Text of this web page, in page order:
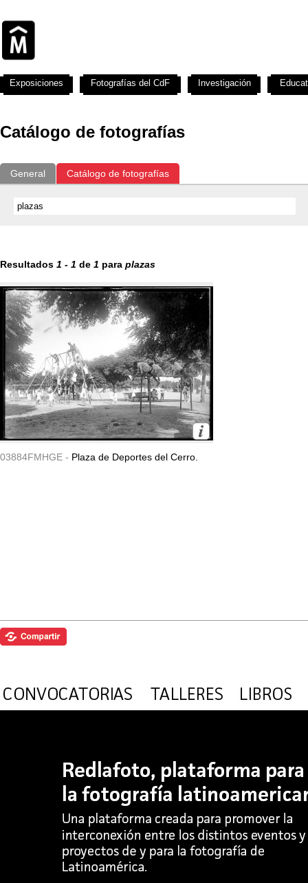
Catálogo de fotografías
General Catálogo de fotografías
Resultados 1 - 1 de 1 para plazas
03884FMHGE - Plaza de Deportes del Cerro.
Exposiciones Fotografías del CdF Investigación